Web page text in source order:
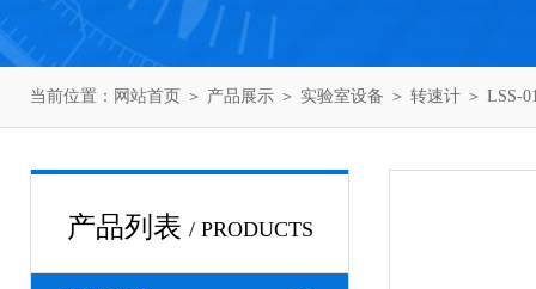
当前位置： 网站首页 ＞ 产品展示 ＞ 实验室设备 ＞ 转速计 ＞ LSS-
产品列表 / PRODUCTS